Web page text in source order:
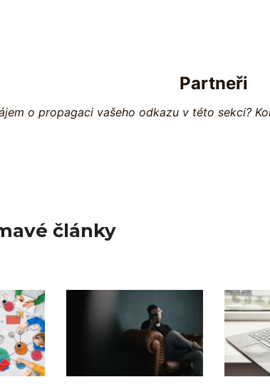
Partneři
o propagaci vašeho odkazu v této sekci?
články